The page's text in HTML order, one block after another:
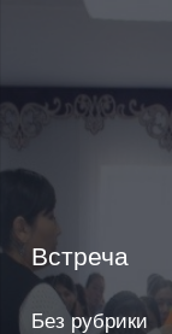
Встреча
Без рубрики